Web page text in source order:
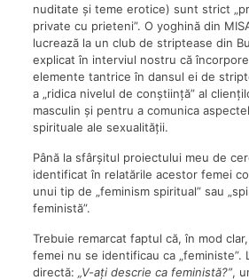
nuditate și teme erotice) sunt strict
private cu prieteni”. O yoghină din
lucrează la un club de striptease din
explicat în interviul nostru că
elemente tantrice în dansul ei de
a „ridica nivelul de conștiință” al
masculin și pentru a comunica
spirituale ale sexualității.
Până la sfârșitul proiectului meu de
identificat în relatările acestor femei
unui tip de „feminism spiritual” sau
feministă”.
Trebuie remarcat faptul că, în mod
femei nu se identificau ca „feministe”.
directă: „V-ați descrie ca feministă?”,